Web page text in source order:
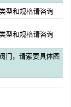
型和规格请咨询
型和规格请咨询
门，请索要具体图